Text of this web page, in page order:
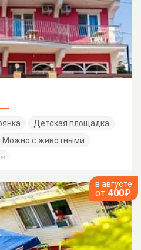
Детская площадка
Можно с животными
в августе
от 400₽